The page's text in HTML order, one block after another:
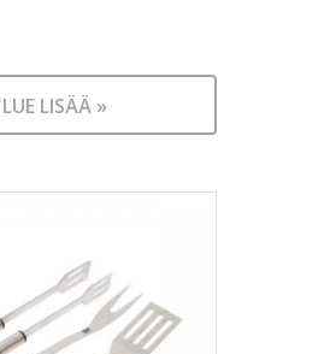
LUE LISÄÄ »